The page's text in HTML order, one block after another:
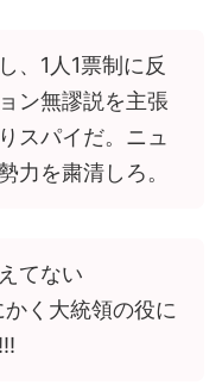
、1人1票制に反
ン無謬説を主張
スパイだ。ニュ
力を粛清しろ。
てない
く大統領の役に